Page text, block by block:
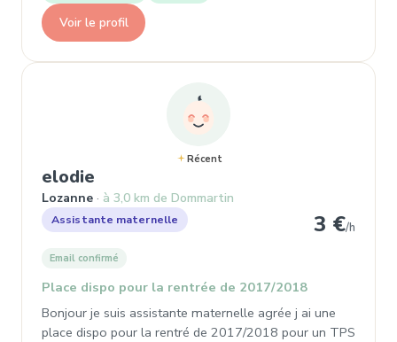
Voir le profil
Récent
elodie
Lozanne à 3,0 km de Dommartin
Assistante maternelle 3 €/h
Email confirmé
Place dispo pour la rentrée de 2017/2018
Bonjour je suis assistante maternelle agrée j ai une
place dispo pour la rentré de 2017/2018 pour un TPS